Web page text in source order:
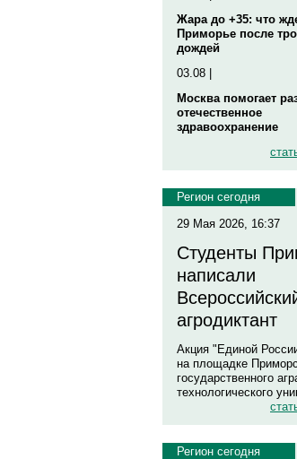
Жара до +35: что
Приморье после
дождей
03.08 |
Москва помогает
отечественное
здравоохранение
Регион сегодня
29 Мая 2026, 16:37
Студенты
написали
агродиктант
Акция "Единой
на площадке
государственного
технологического
Регион сегодня